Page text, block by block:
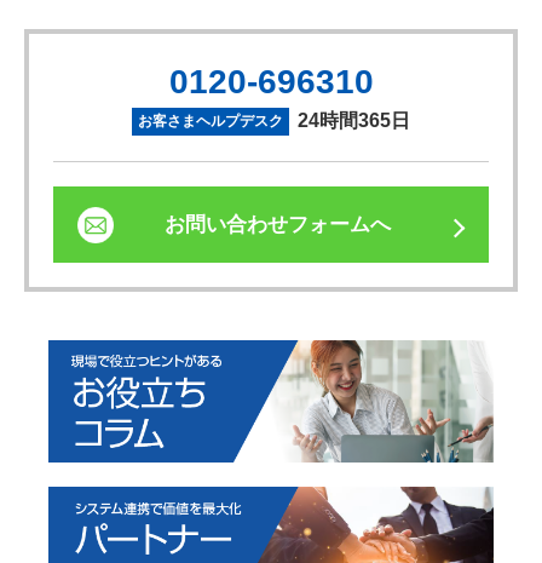
0120-696310
お客さまヘルプデスク 24時間365日
お問い合わせフォームへ